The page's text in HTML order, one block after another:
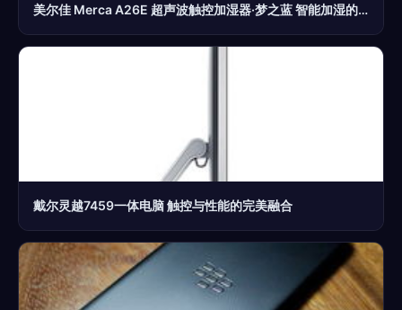
美尔佳 Merca A26E 超声波触控加湿器·梦之蓝 智能加湿的静谧之选
戴尔灵越7459一体电脑 触控与性能的完美融合